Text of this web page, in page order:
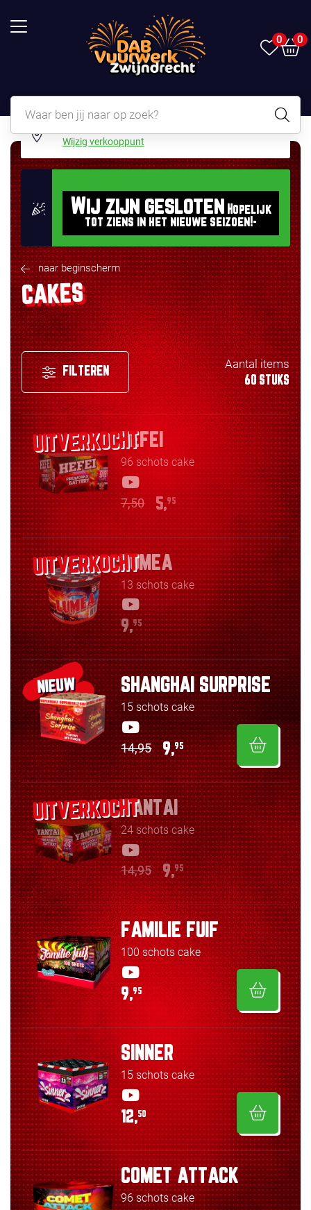
0 0
Wijzig verkooppunt
Wij zijn gesloten Hopelijk
tot ziens in het nieuwe seizoen!-
naar beginscherm
CAKES
FILTEREN
Aantal items
60 STUKS
HEFEI
96 schots cake
7,50 5,95
LUMEA
13 schots cake
9,95
NIEUW SHANGHAI SURPRISE
15 schots cake
14,95 9,95
YANTAI
24 schots cake
14,95 9,95
FAMILIE FUIF
100 schots cake
9,95
SINNER
15 schots cake
12,50
COMET ATTACK
96 schots cake